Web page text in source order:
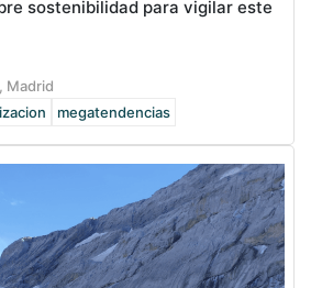
sostenibilidad para vigilar este
Madrid
megatendencias